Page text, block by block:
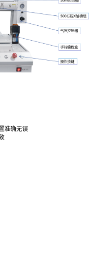
准确无误